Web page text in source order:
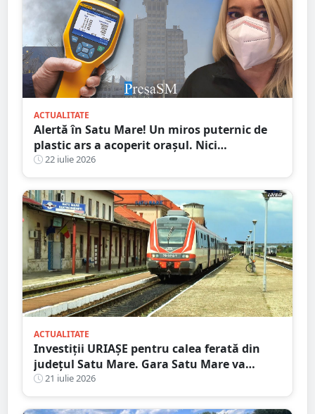
ACTUALITATE
Alertă în Satu Mare! Un miros puternic de
plastic ars a acoperit orașul. Nici
autoritățile nu știu de unde provine
22 iulie 2026
ACTUALITATE
Investiții URIAȘE pentru calea ferată din
județul Satu Mare. Gara Satu Mare va
beneficia de sisteme moderne de
semnalizare
21 iulie 2026